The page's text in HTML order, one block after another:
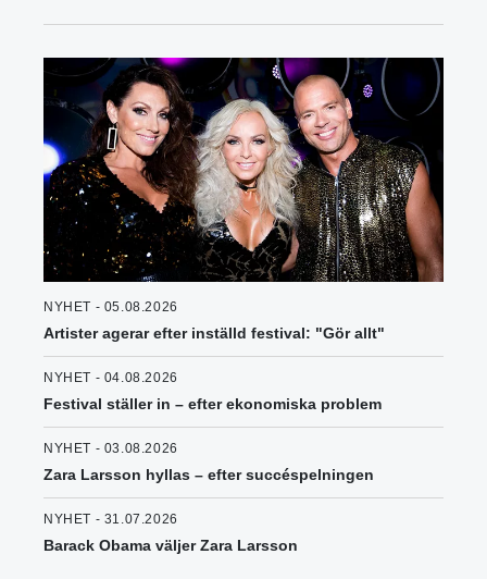
NYHET - 05.08.2026
Artister agerar efter inställd festival: "Gör allt"
NYHET - 04.08.2026
Festival ställer in – efter ekonomiska problem
NYHET - 03.08.2026
Zara Larsson hyllas – efter succéspelningen
NYHET - 31.07.2026
Barack Obama väljer Zara Larsson